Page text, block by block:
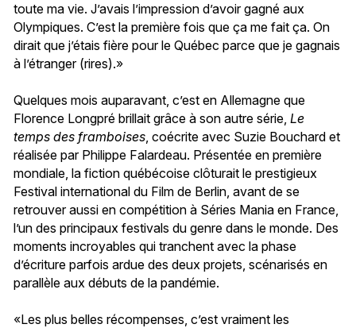
toute ma vie. J’avais l’impression d’avoir gagné aux
Olympiques. C’est la première fois que ça me fait ça. On
dirait que j’étais fière pour le Québec parce que je gagnais
à l’étranger (rires).»
Quelques mois auparavant, c’est en Allemagne que
Florence Longpré brillait grâce à son autre série, Le
temps des framboises , coécrite avec Suzie Bouchard et
réalisée par Philippe Falardeau. Présentée en première
mondiale, la fiction québécoise clôturait le prestigieux
Festival international du Film de Berlin, avant de se
retrouver aussi en compétition à Séries Mania en France,
l’un des principaux festivals du genre dans le monde. Des
moments incroyables qui tranchent avec la phase
d’écriture parfois ardue des deux projets, scénarisés en
parallèle aux débuts de la pandémie.
«Les plus belles récompenses, c’est vraiment les